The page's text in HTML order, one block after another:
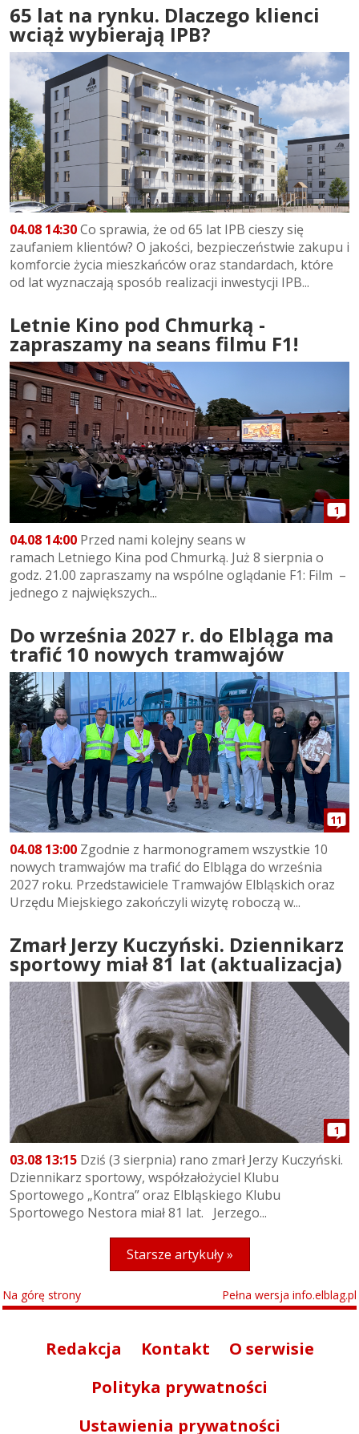
65 lat na rynku. Dlaczego klienci
wciąż wybierają IPB?
04.08 14:30Co sprawia, że od 65 lat IPB cieszy się
zaufaniem klientów? O jakości, bezpieczeństwie zakupu i
komforcie życia mieszkańców oraz standardach, które
od lat wyznaczają sposób realizacji inwestycji IPB...
Letnie Kino pod Chmurką -
zapraszamy na seans filmu F1!
1
04.08 14:00 Przed nami kolejny seans w
ramach Letniego Kina pod Chmurką. Już 8 sierpnia o
godz. 21.00 zapraszamy na wspólne oglądanie F1: Film –
jednego z największych...
Do września 2027 r. do Elbląga ma
trafić 10 nowych tramwajów
11
04.08 13:00 Zgodnie z harmonogramem wszystkie 10
nowych tramwajów ma trafić do Elbląga do września
2027 roku. Przedstawiciele Tramwajów Elbląskich oraz
Urzędu Miejskiego zakończyli wizytę roboczą w...
Zmarł Jerzy Kuczyński. Dziennikarz
sportowy miał 81 lat (aktualizacja)
1
03.08 13:15 Dziś (3 sierpnia) rano zmarł Jerzy Kuczyński.
Dziennikarz sportowy, współzałożyciel Klubu
Sportowego „Kontra” oraz Elbląskiego Klubu
Sportowego Nestora miał 81 lat. Jerzego...
Starsze artykuły »
Na górę strony Pełna wersja info.elblag.pl
Redakcja Kontakt
O serwisie
Polityka prywatności
Ustawienia prywatności